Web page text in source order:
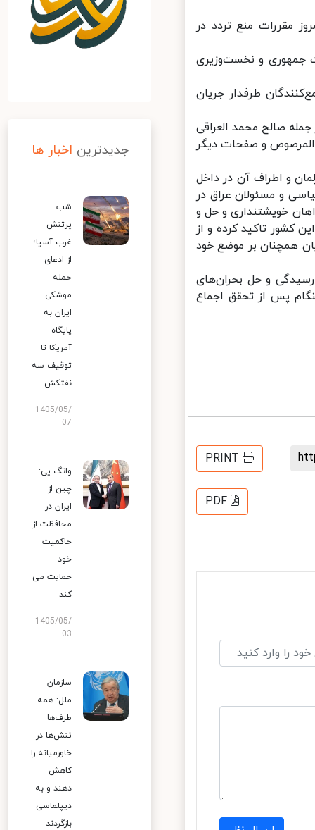
مشترک عراق در بیانیه‌ای اعلام کرد که از ساعت ۱۹ امروز مقررات منع تردد در
و نخست‌وزیری
طرفدار جریان
صالح محمد العراقی
و صفحات دیگر
و اطراف آن در داخل
و مسئولان عراق در
خویشتنداری و حل و
تاکید کرده و از
همچنان بر موضع خود
و حل بحران‌های
پس از تحقق اجماع
PRINT
PDF
جدیدترین اخبار ها
شب
پرتنش
غرب آسیا؛
از ادعای
حمله
موشکی
ایران به
پایگاه
آمریکا تا
توقیف سه
نفتکش
1405/05/
07
وانگ یی:
چین از
ایران در
محافظت از
حاکمیت
خود
حمایت می
کند
1405/05/
03
سازمان
ملل: همه
طرف‌ها
تنش‌ها در
خاورمیانه را
کاهش
دهند و به
دیپلماسی
بازگردند